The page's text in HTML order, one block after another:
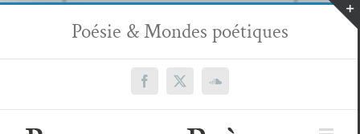
Passer
contenu
Poésie & Mondes poétiques
Facebook
X SoundCloud